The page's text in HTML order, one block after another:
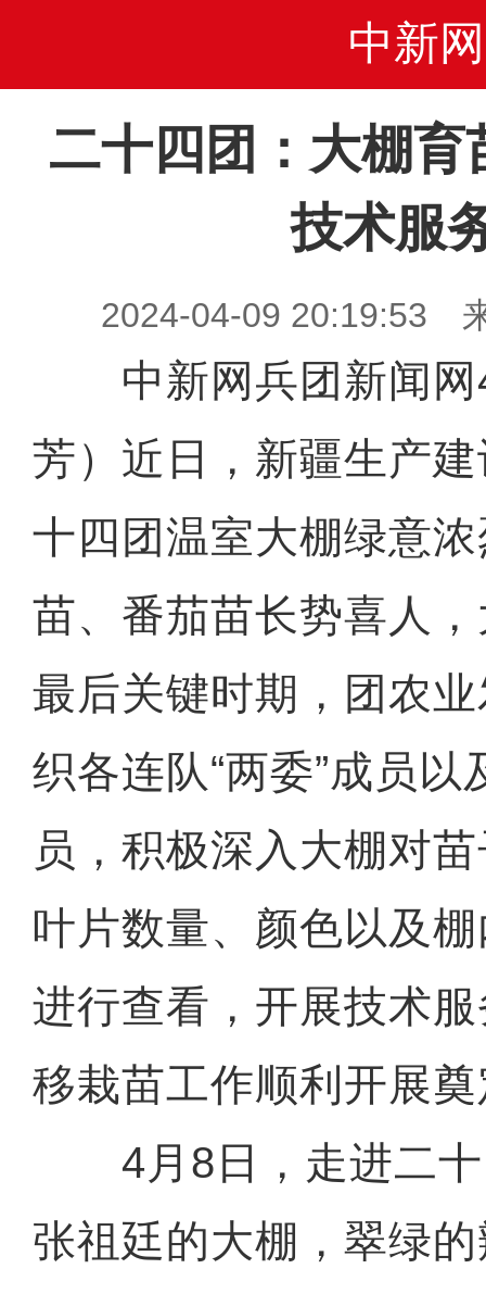
中新网
二十四团：大棚育
技术服
2024-04-09 20:19:53
中新网兵团新闻网
芳）近日，新疆生产
十四团温室大棚绿意
苗、番茄苗长势喜人
最后关键时期，团农
织各连队“两委”成员
员，积极深入大棚对
叶片数量、颜色以及
进行查看，开展技术
移栽苗工作顺利开展
4月8日，走进二十
张祖廷的大棚，翠绿